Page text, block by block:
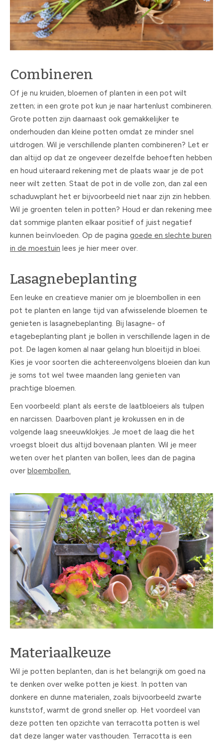
Combineren
Of je nu kruiden, bloemen of planten in een pot wilt
zetten; in een grote pot kun je naar hartenlust combineren.
Grote potten zijn daarnaast ook gemakkelijker te
onderhouden dan kleine potten omdat ze minder snel
uitdrogen. Wil je verschillende planten combineren? Let er
dan altijd op dat ze ongeveer dezelfde behoeften hebben
en houd uiteraard rekening met de plaats waar je de pot
neer wilt zetten. Staat de pot in de volle zon, dan zal een
schaduwplant het er bijvoorbeeld niet naar zijn zin hebben.
Wil je groenten telen in potten? Houd er dan rekening mee
dat sommige planten elkaar positief of juist negatief
kunnen beïnvloeden. Op de pagina goede en slechte buren
in de moestuin lees je hier meer over.
Lasagnebeplanting
Een leuke en creatieve manier om je bloembollen in een
pot te planten en lange tijd van afwisselende bloemen te
genieten is lasagnebeplanting. Bij lasagne- of
etagebeplanting plant je bollen in verschillende lagen in de
pot. De lagen komen al naar gelang hun bloeitijd in bloei.
Kies je voor soorten die achtereenvolgens bloeien dan kun
je soms tot wel twee maanden lang genieten van
prachtige bloemen.
Een voorbeeld: plant als eerste de laatbloeiers als tulpen
en narcissen. Daarboven plant je krokussen en in de
volgende laag sneeuwklokjes. Je moet de laag die het
vroegst bloeit dus altijd bovenaan planten. Wil je meer
weten over het planten van bollen, lees dan de pagina
over bloembollen.
Materiaalkeuze
Wil je potten beplanten, dan is het belangrijk om goed na
te denken over welke potten je kiest. In potten van
donkere en dunne materialen, zoals bijvoorbeeld zwarte
kunststof, warmt de grond sneller op. Het voordeel van
deze potten ten opzichte van terracotta potten is wel
dat deze langer water vasthouden. Terracotta is een